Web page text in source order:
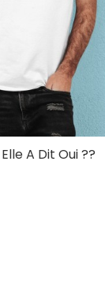
A Dit Oui ??